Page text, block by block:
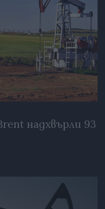
надхвърли 93